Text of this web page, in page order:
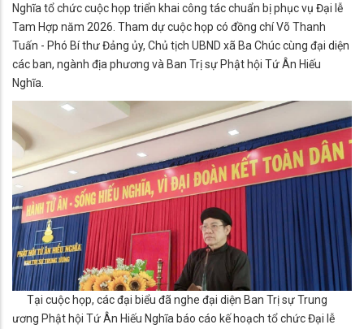
Nghĩa tổ chức cuộc họp triển khai công tác chuẩn bị phục vụ Đại lễ
Tam Hợp năm 2026. Tham dự cuộc họp có đồng chí Võ Thanh
Tuấn - Phó Bí thư Đảng ủy, Chủ tịch UBND xã Ba Chúc cùng đại diện
các ban, ngành địa phương và Ban Trị sự Phật hội Tứ Ân Hiếu
Nghĩa.
Tại cuộc họp, các đại biểu đã nghe đại diện Ban Trị sự Trung
ương Phật hội Tứ Ân Hiếu Nghĩa báo cáo kế hoạch tổ chức Đại lễ